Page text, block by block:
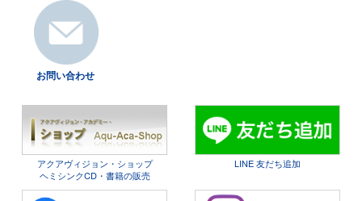
お問い合わせ
アクアヴィジョン・ショップ
ヘミシンクCD・書籍の販売
LINE 友だち追加